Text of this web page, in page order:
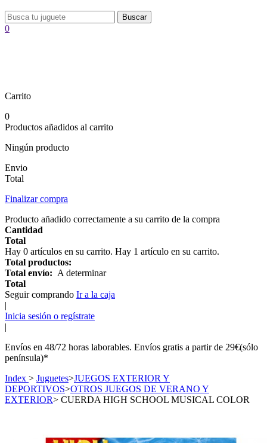
Buscar
0
Carrito
0
Productos añadidos al carrito
Ningún producto
Envio
Total
Finalizar compra
Producto añadido correctamente a su carrito de la compra
Cantidad
Total
Hay 0 artículos en su carrito. Hay 1 artículo en su carrito.
Total productos:
Total envío: A determinar
Total
Seguir comprando Ir a la caja
|
Inicia sesión o regístrate
|
Envíos en 48/72 horas laborables. Envíos gratis a partir de 29€(sólo
península)*
Index > Juguetes>JUEGOS EXTERIOR Y
DEPORTIVOS>OTROS JUEGOS DE VERANO Y
EXTERIOR> CUERDA HIGH SCHOOL MUSICAL COLOR